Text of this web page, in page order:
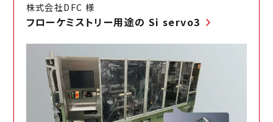
株式会社DFC 様
フローケミストリー用途の Si servo3